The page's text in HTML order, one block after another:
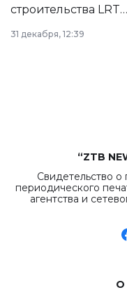
строительства LRT
в Астане из
республиканского
31 декабря, 12:39
“ZTB
Свидетельство о
периодического
агентства и
О